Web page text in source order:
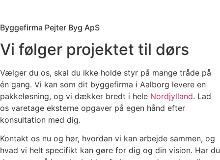
Byggefirma Pejter Byg ApS
Vi følger projektet til dørs
Vælger du os, skal du ikke holde styr på mange tråde på
én gang. Vi kan som dit byggefirma i Aalborg levere en
pakkeløsning, og vi dækker bredt i hele Nordjylland. Lad
os varetage eksterne opgaver på egen hånd efter
konsultation med dig.
Kontakt os nu og hør, hvordan vi kan arbejde sammen, og
hvad vi helt specifikt kan gøre for dig og din vision. Har du